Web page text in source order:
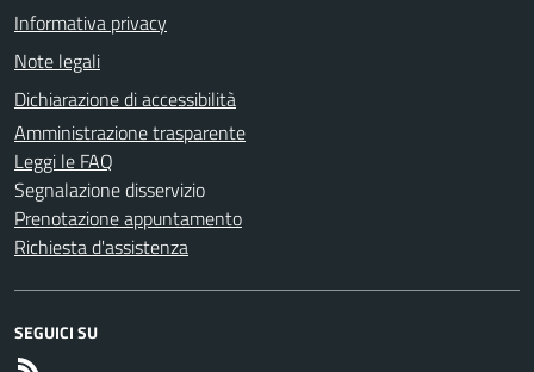
Informativa privacy
Note legali
Dichiarazione di accessibilità
Amministrazione trasparente
Leggi le FAQ
Segnalazione disservizio
Prenotazione appuntamento
Richiesta d'assistenza
SEGUICI SU